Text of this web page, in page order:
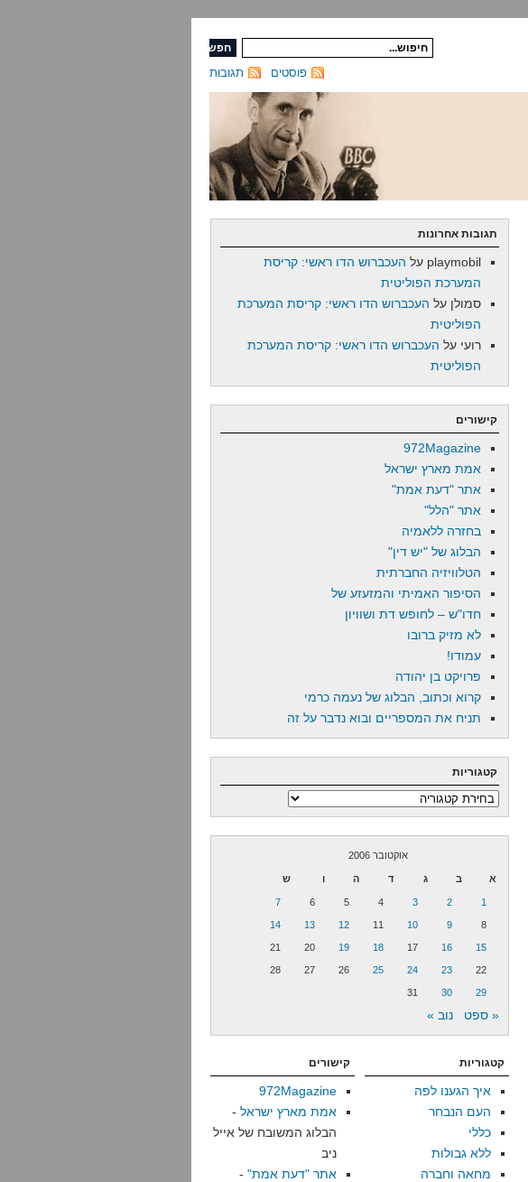
תגובות פוסטים
תגובות אחרונות
playmobil על העכברוש הדו ראשי: קריסת
המערכת הפוליטית
סמולן על העכברוש הדו ראשי: קריסת המערכת
הפוליטית
רועי על העכברוש הדו ראשי: קריסת המערכת
הפוליטית
קישורים
972Magazine
אמת מארץ ישראל
אתר "דעת אמת"
אתר "הלל"
בחזרה ללאמיה
הבלוג של "יש דין"
הטלוויזיה החברתית
הסיפור האמיתי והמזעזע של
חדו"ש – לחופש דת ושוויון
לא מזיק ברובו
עמודו!
פרויקט בן יהודה
קרוא וכתוב, הבלוג של נעמה כרמי
תניח את המספריים ובוא נדבר על זה
קטגוריות
קטגוריות
אוקטובר 2006
א ב ג ד ה ו ש
1
2
3
4
5
6
7
8
9
10
11
12
13
14
15
16
17
18
19
20
21
22
23
24
25
26
27
28
29
30
31
« ספט נוב »
קטגוריות
איך הגענו לפה
העם הנבחר
כללי
ללא גבולות
מחאה וחברה
קישורים
972Magazine
אמת מארץ ישראל -
הבלוג המשובח של אייל
ניב
אתר "דעת אמת" -